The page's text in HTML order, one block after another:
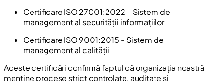
Certificare ISO 27001:2022 – Sistem de
management al securității informațiilor
Certificare ISO 9001:2015 – Sistem de
management al calității
Aceste certificări confirmă faptul că organizația noastră
menține procese strict controlate, auditate și